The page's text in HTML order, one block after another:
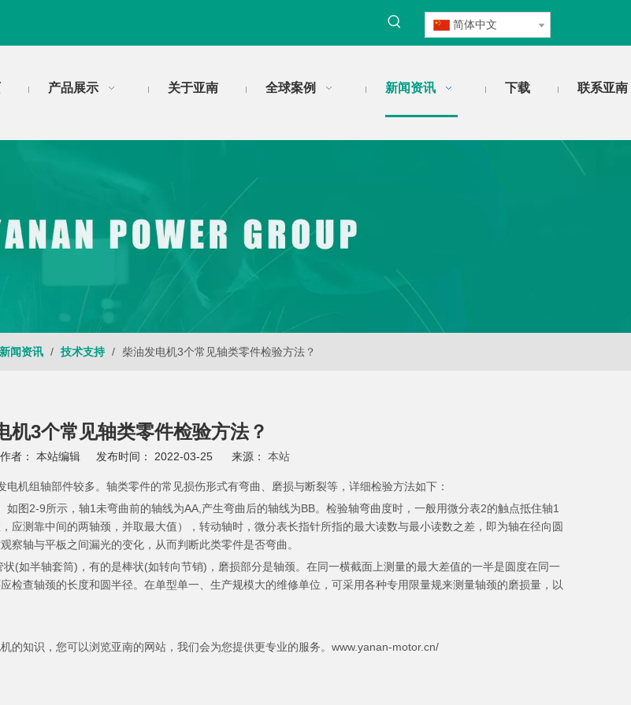
简体中文
产品展示 关于亚南 全球案例 新闻资讯 下载 联系亚南
新闻资讯 / 技术支持 / 柴油发电机3个常见轴类零件检验方法？
机3个常见轴类零件检验方法？
者： 本站编辑 发布时间： 2022-03-25 来源： 本站
电机组轴部件较多。轴类零件的常见损伤形式有弯曲、磨损与断裂等，详细检验方法如下：
2-9所示，轴1未弯曲前的轴线为AA,产生弯曲后的轴线为BB。检验轴弯曲度时，一般用微分表2的触点抵住轴1
应测靠中间的两轴颈，并取最大值），转动轴时，微分表长指针所指的最大读数与最小读数之差，即为轴在径向圆
察轴与平板之间漏光的变化，从而判断此类零件是否弯曲。
半轴套筒)，有的是棒状(如转向节销)，磨损部分是轴颈。在同一横截面上测量的最大差值的一半是圆度在同一
检查轴颈的长度和圆半径。在单型单一、生产规模大的维修单位，可采用各种专用限量规来测量轴颈的磨损量，以
知识，您可以浏览亚南的网站，我们会为您提供更专业的服务。www.yanan-motor.cn/